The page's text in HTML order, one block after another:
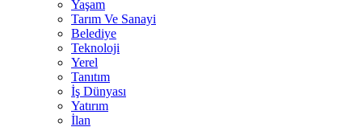
Yaşam
Tarım Ve Sanayi
Belediye
Teknoloji
Yerel
Tanıtım
İş Dünyası
Yatırım
İlan